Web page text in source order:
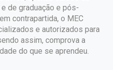
de graduação e pós-
contrapartida, o MEC
e autorizados para
assim, comprova a
do que se aprendeu.